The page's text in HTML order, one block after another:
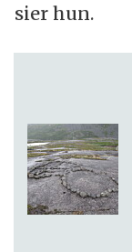
sier hun.